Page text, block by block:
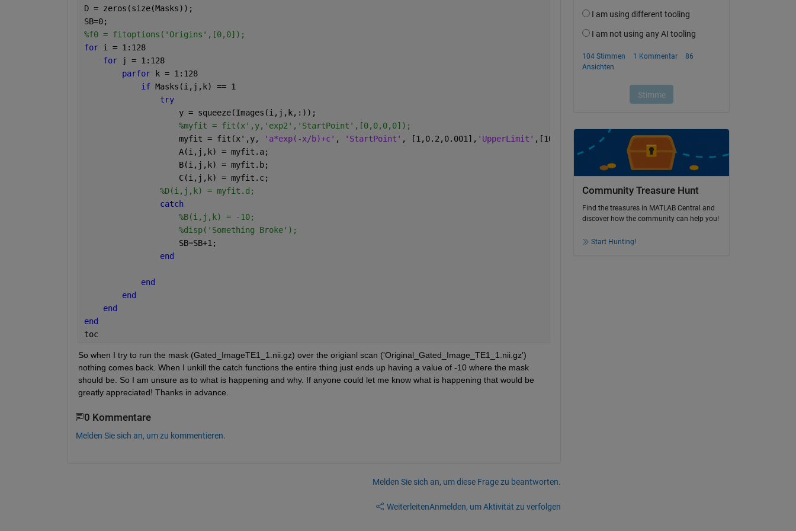
D = zeros(size(Masks));
SB=0;
%f0 = fitoptions('Origins',[0,0]);
for i = 1:128
for
j = 1:128
parfor k = 1:128
if Masks(i,j,k) == 1
try
                    y = squeeze(Images(i,j,k,:));
%myfit = fit(x',y,'exp2','StartPoint',[0,0,0,0]);
                    myfit = fit(x',y,
'a*exp(-x/b)+c' , 'StartPoint' , [1,0.2,0.001], 'UpperLimit' ,[10000,2,.05], 'LowerLimit',[0,0,-Inf]);
                    A(i,j,k) = myfit.a;
                    B(i,j,k) = myfit.b;
                    C(i,j,k) = myfit.c;
%D(i,j,k) = myfit.d;
catch
%B(i,j,k) = -10;
%disp('Something Broke');
                    SB=SB+1;
end
end
end
end
end
toc
So when I try to run the mask (Gated_ImageTE1_1.nii.gz) over the origianl scan ('Original_Gated_Image_TE1_1.nii.gz')
nothing comes back. When I unkill the catch functions the entire thing just ends up having a value of -10 where the mask
should be. So I am unsure as to what is happening and why. If anyone could let me know what is happening that would be
greatly appreciated! Thanks in advance.
0 Kommentare
Melden Sie sich an, um zu kommentieren.
Melden Sie sich an, um diese Frage zu beantworten.
WeiterleitenAnmelden, um Aktivität zu verfolgen
Community Treasure Hunt
Find the treasures in MATLAB Central and
discover how the community can help you!
Start Hunting!